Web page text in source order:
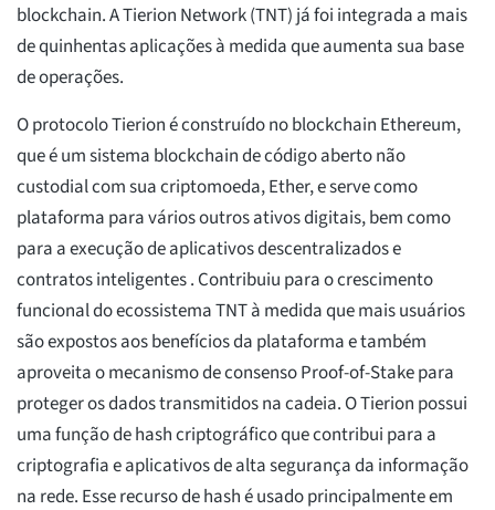
blockchain. A Tierion Network (TNT) já foi integrada a mais
de quinhentas aplicações à medida que aumenta sua base
de operações.
O protocolo Tierion é construído no blockchain Ethereum,
que é um sistema blockchain de código aberto não
custodial com sua criptomoeda, Ether, e serve como
plataforma para vários outros ativos digitais, bem como
para a execução de aplicativos descentralizados e
contratos inteligentes . Contribuiu para o crescimento
funcional do ecossistema TNT à medida que mais usuários
são expostos aos benefícios da plataforma e também
aproveita o mecanismo de consenso Proof-of-Stake para
proteger os dados transmitidos na cadeia. O Tierion possui
uma função de hash criptográfico que contribui para a
criptografia e aplicativos de alta segurança da informação
na rede. Esse recurso de hash é usado principalmente em